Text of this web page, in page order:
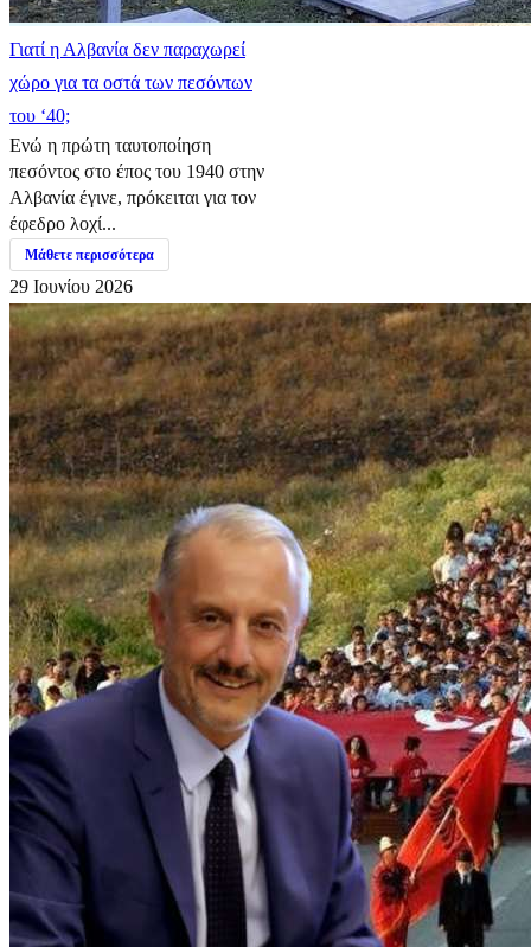
Γιατί η Αλβανία δεν παραχωρεί
χώρο για τα οστά των πεσόντων
του ‘40;
Ενώ η πρώτη ταυτοποίηση
πεσόντος στο έπος του 1940 στην
Αλβανία έγινε, πρόκειται για τον
έφεδρο λοχί...
Μάθετε περισσότερα
29 Ιουνίου 2026